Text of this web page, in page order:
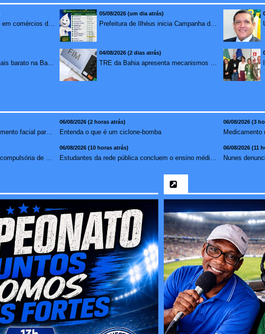
05/08/2026 (um dia atrás)
04/08/2026 (2 dias atrás)
Agência suspende uso de reconhecimento facial para chamada...
06/08/2026 (2 horas atrás)
Entenda o que é um ciclone-bomba
06/08/2026 (3
06/08/2026 (10 horas atrás) 06/08/2026 (11